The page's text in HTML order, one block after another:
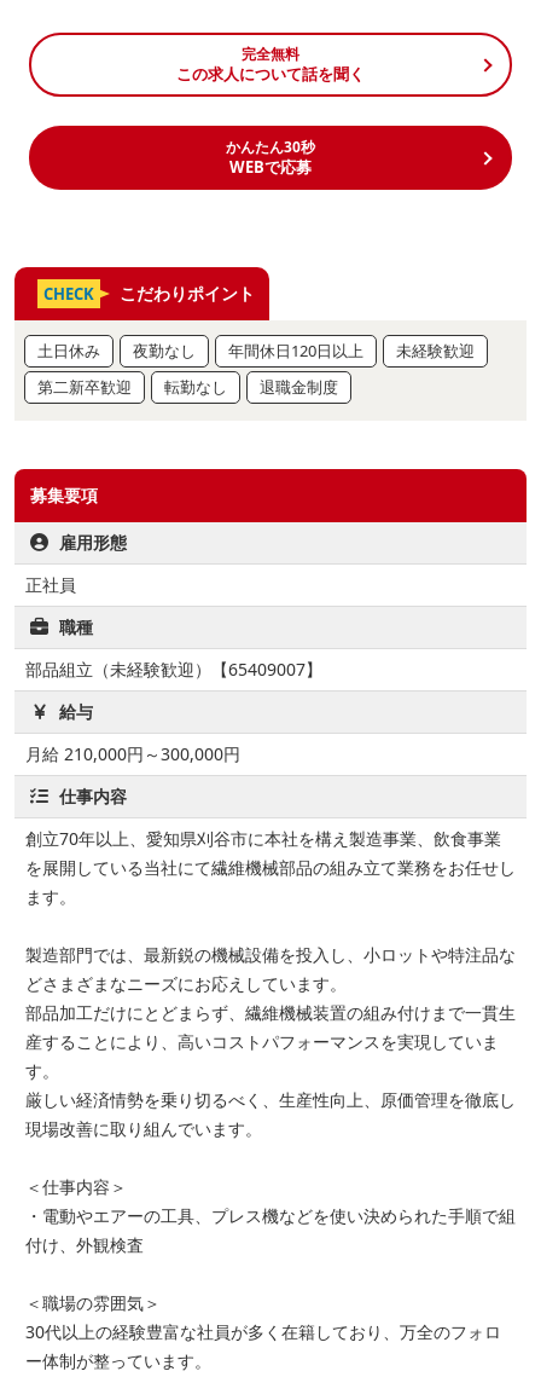
完全無料
この求人について話を聞く
かんたん30秒
WEBで応募
CHECK こだわりポイント
土日休み 夜勤なし 年間休日120日以上
未経験歓迎
第二新卒歓迎
転勤なし 退職金制度
募集要項
雇用形態
正社員
職種
部品組立（未経験歓迎）【65409007】
給与
月給 210,000円～300,000円
仕事内容
創立70年以上、愛知県刈谷市に本社を構え製造事業、飲食事業
を展開している当社にて繊維機械部品の組み立て業務をお任せし
ます。
製造部門では、最新鋭の機械設備を投入し、小ロットや特注品な
どさまざまなニーズにお応えしています。
部品加工だけにとどまらず、繊維機械装置の組み付けまで一貫生
産することにより、高いコストパフォーマンスを実現していま
す。
厳しい経済情勢を乗り切るべく、生産性向上、原価管理を徹底し
現場改善に取り組んでいます。
＜仕事内容＞
・電動やエアーの工具、プレス機などを使い決められた手順で組
付け、外観検査
＜職場の雰囲気＞
30代以上の経験豊富な社員が多く在籍しており、万全のフォロ
ー体制が整っています。